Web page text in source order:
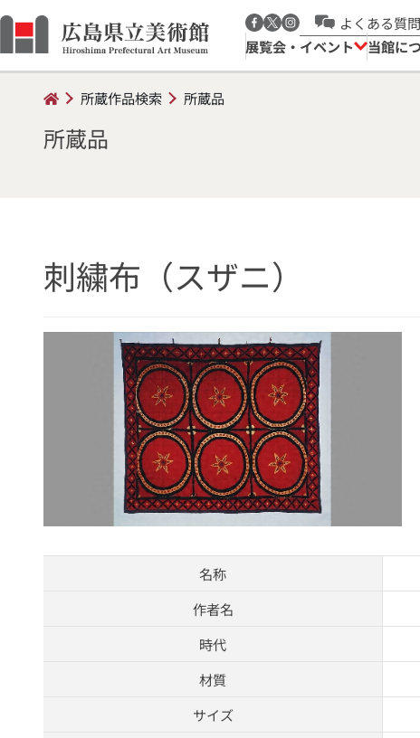
よくある質問
展覧会・イベント
当館に
所蔵作品検索 所蔵品
所蔵品
刺繍布（スザニ）
名称
作者名
時代
材質
サイズ